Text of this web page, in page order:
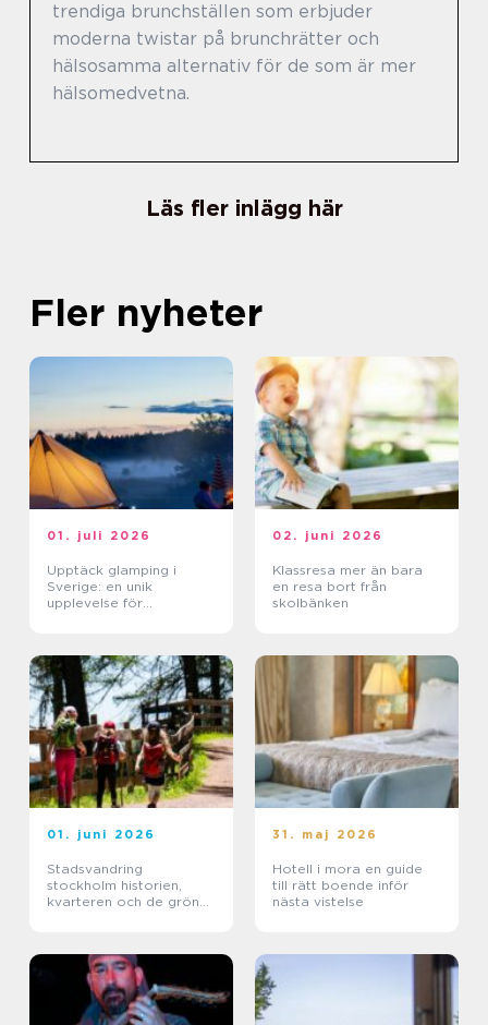
trendiga brunchställen som erbjuder
moderna twistar på brunchrätter och
hälsosamma alternativ för de som är mer
hälsomedvetna.
Läs fler inlägg här
Fler nyheter
01. juli 2026
Upptäck glamping i
Sverige: en unik
upplevelse för
02. juni 2026
Klassresa mer än bara
en resa bort från
skolbänken
01. juni 2026
Stadsvandring
stockholm historien,
kvarteren och de gröna
31. maj 2026
Hotell i mora en guide
till rätt boende inför
nästa vistelse